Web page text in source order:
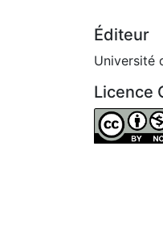
Éditeur
Université
Licence